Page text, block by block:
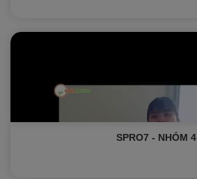
SPRO7 - NHÓM 4